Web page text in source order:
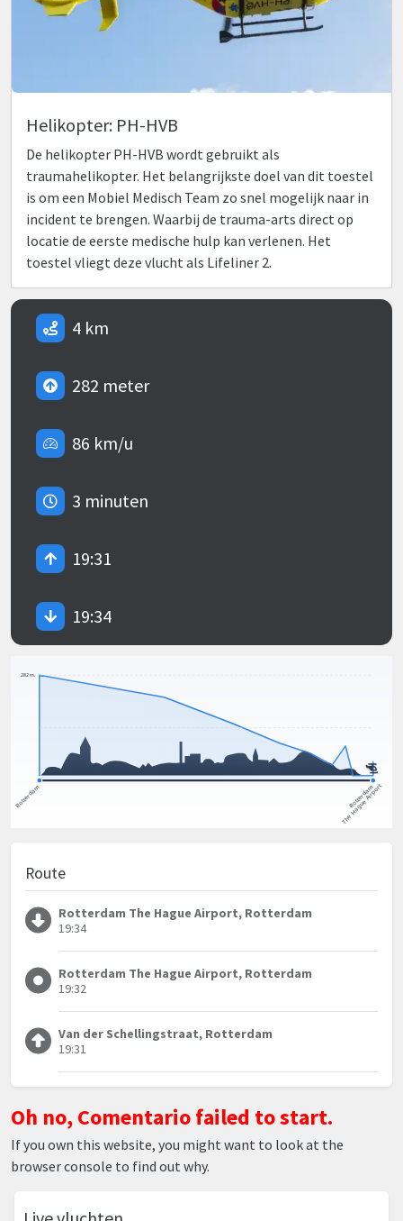
Helikopter: PH-HVB
De helikopter PH-HVB wordt gebruikt als
traumahelikopter. Het belangrijkste doel van dit toestel
is om een Mobiel Medisch Team zo snel mogelijk naar in
incident te brengen. Waarbij de trauma-arts direct op
locatie de eerste medische hulp kan verlenen. Het
toestel vliegt deze vlucht als Lifeliner 2.
4 km
282 meter
86 km/u
3 minuten
19:31
19:34
Route
Rotterdam The Hague Airport, Rotterdam
19:34
Rotterdam The Hague Airport, Rotterdam
19:32
Van der Schellingstraat, Rotterdam
19:31
Oh no, Comentario failed to start.
If you own this website, you might want to look at the
browser console to find out why.